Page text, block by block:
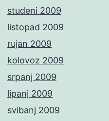
studeni 2009
listopad 2009
rujan 2009
kolovoz 2009
srpanj 2009
lipanj 2009
svibanj 2009